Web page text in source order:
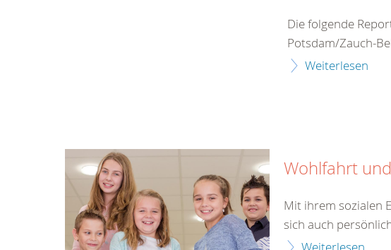
Die folgende
Potsdam/Zauch-
Weiterlesen
Wohlfahrt
Mit ihrem sozialen
sich auch
Weiterlesen